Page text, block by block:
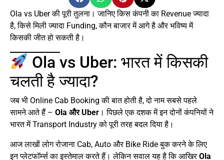
Ola vs Uber की पूरी तुलना। जानिए किस कंपनी का Revenue ज्यादा
है, किसे मिली ज्यादा Funding, कौन बाजार में आगे है और भविष्य में
किसकी जीत हो सकती है।
Ola vs Uber: भारत में किसकी
चलती है ज्यादा?
जब भी Online Cab Booking की बात होती है, दो नाम सबसे पहले
सामने आते हैं – Ola और Uber । पिछले एक दशक में इन दोनों कंपनियों ने
भारत में Transport Industry को पूरी तरह बदल दिया है।
आज लाखों लोग रोजाना Cab, Auto और Bike Ride बुक करने के लिए
इन प्लेटफॉर्म्स का इस्तेमाल करते हैं। लेकिन सवाल यह है कि आखिरOla